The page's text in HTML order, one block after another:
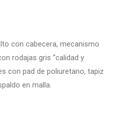
con cabecera, mecanismo
rodajas gris “calidad y
con pad de poliuretano, tapiz
en malla.